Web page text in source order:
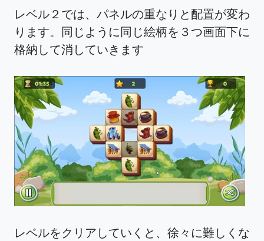
レベル２では、パネルの重なりと配置が変わ
ります。同じように同じ絵柄を３つ画面下に
格納して消していきます
レベルをクリアしていくと、徐々に難しくな